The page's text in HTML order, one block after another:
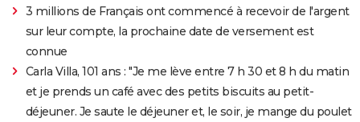
3 millions de Français ont commencé à recevoir de l'argent
sur leur compte, la prochaine date de versement est
connue
Carla Villa, 101 ans : "Je me lève entre 7 h 30 et 8 h du matin
et je prends un café avec des petits biscuits au petit-
déjeuner. Je saute le déjeuner et, le soir, je mange du poulet